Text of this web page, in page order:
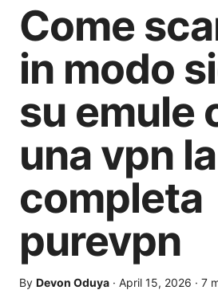
Come
in modo
su emule
una vpn
completa
purevpn
By Devon Oduya · April 15, 2026 · 7